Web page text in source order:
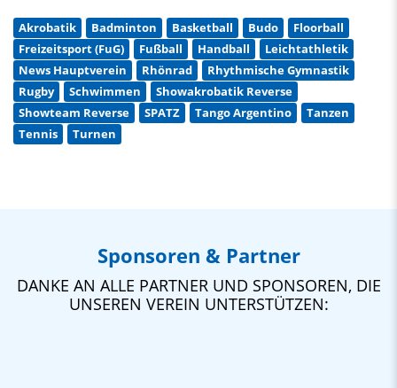
Akrobatik Badminton Basketball Budo
Floorball
Freizeitsport (FuG)
Fußball Handball
Leichtathletik
News Hauptverein
Rhönrad
Rhythmische Gymnastik
Rugby
Schwimmen
Showakrobatik Reverse
Showteam Reverse
SPATZ Tango Argentino
Tanzen
Tennis
Turnen
Sponsoren & Partner
DANKE AN ALLE PARTNER UND SPONSOREN, DIE
UNSEREN VEREIN UNTERSTÜTZEN: